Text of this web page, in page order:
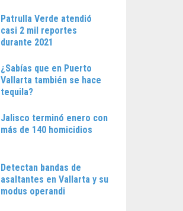
Patrulla Verde atendió
casi 2 mil reportes
durante 2021
¿Sabías que en Puerto
Vallarta también se hace
tequila?
Jalisco terminó enero con
más de 140 homicidios
Detectan bandas de
asaltantes en Vallarta y su
modus operandi